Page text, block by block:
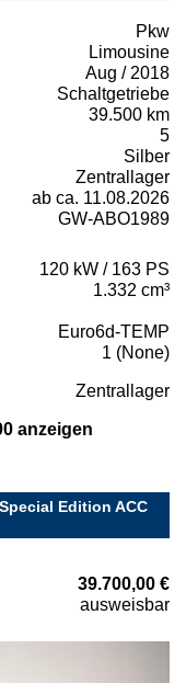
Pkw
Limousine
Aug / 2018
Schaltgetriebe
39.500 km
5
Silber
Zentrallager
ab ca. 11.08.2026
GW-ABO1989
120 kW / 163 PS
1.332 cm³
Euro6d-TEMP
1 (None)
Zentrallager
anzeigen
Edition ACC
39.700,00 €
ausweisbar